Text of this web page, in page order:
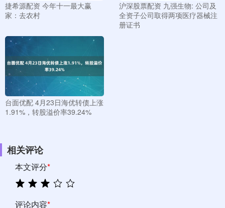
捷希源配资 今年十一最大赢
家：去农村
沪深股票配资 九强生物: 公司及
全资子公司取得两项医疗器械注
册证书
台面优配 4月23日海优转债上涨
1.91%，转股溢价率39.24%
相关评论
本文评分*
评论内容*